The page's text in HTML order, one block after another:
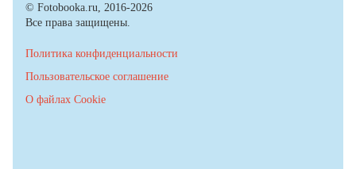
© Fotobooka.ru, 2016-2026
Все права защищены.
Политика конфиденциальности
Пользовательское соглашение
О файлах Cookie